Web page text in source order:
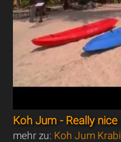
Koh Jum - Really
mehr zu: Koh Jum Krabi